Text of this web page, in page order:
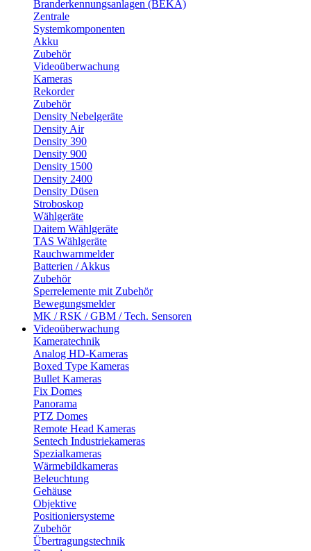
Branderkennungsanlagen (BEKA)
Zentrale
Systemkomponenten
Akku
Zubehör
Videoüberwachung
Kameras
Rekorder
Zubehör
Density Nebelgeräte
Density Air
Density 390
Density 900
Density 1500
Density 2400
Density Düsen
Stroboskop
Wählgeräte
Daitem Wählgeräte
TAS Wählgeräte
Rauchwarnmelder
Batterien / Akkus
Zubehör
Sperrelemente mit Zubehör
Bewegungsmelder
MK / RSK / GBM / Tech. Sensoren
Videoüberwachung
Kameratechnik
Analog HD-Kameras
Boxed Type Kameras
Bullet Kameras
Fix Domes
Panorama
PTZ Domes
Remote Head Kameras
Sentech Industriekameras
Spezialkameras
Wärmebildkameras
Beleuchtung
Gehäuse
Objektive
Positioniersysteme
Zubehör
Übertragungstechnik